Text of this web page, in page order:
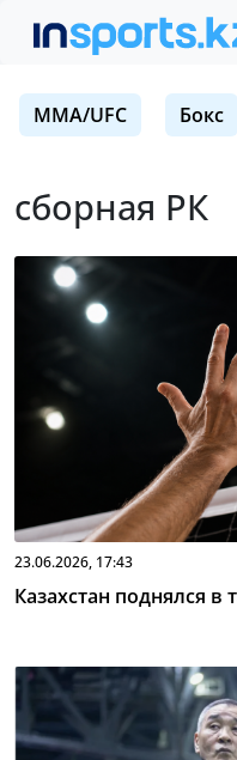
MMA/UFC Бокс
сборная РК
23.06.2026, 17:43
Казахстан поднялся в